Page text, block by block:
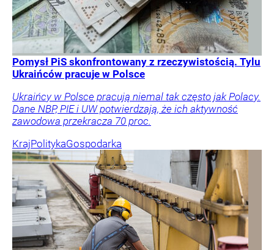
Pomysł PiS skonfrontowany z rzeczywistością. Tylu
Ukraińców pracuje w Polsce
Ukraińcy w Polsce pracują niemal tak często jak Polacy.
Dane NBP, PIE i UW potwierdzają, że ich aktywność
zawodowa przekracza 70 proc.
KrajPolitykaGospodarka